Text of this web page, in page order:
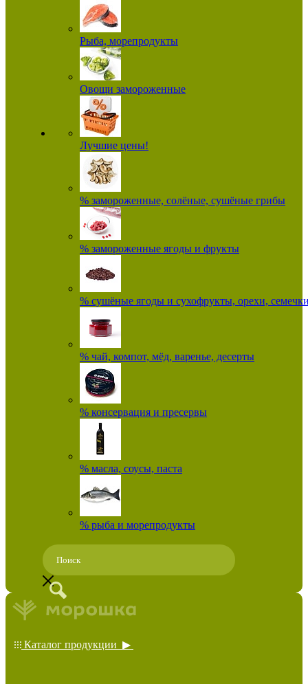
Рыба, морепродукты
Овощи замороженные
Лучшие цены!
% замороженные, солёные, сушёные грибы
% замороженные ягоды и фрукты
% сушёные ягоды и сухофрукты, орехи,
% чай, компот, мёд, варенье, десерты
% консервация и пресервы
% масла, соусы, паста
% рыба и морепродукты
Каталог продукции ▶